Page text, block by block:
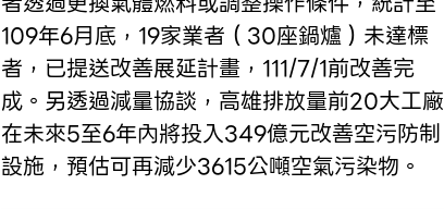
109年6月底，19家業者（30座鍋爐）未達標
者，已提送改善展延計畫，111/7/1前改善完
成。另透過減量協談，高雄排放量前20大工廠
在未來5至6年內將投入349億元改善空污防制
設施，預估可再減少3615公噸空氣污染物。